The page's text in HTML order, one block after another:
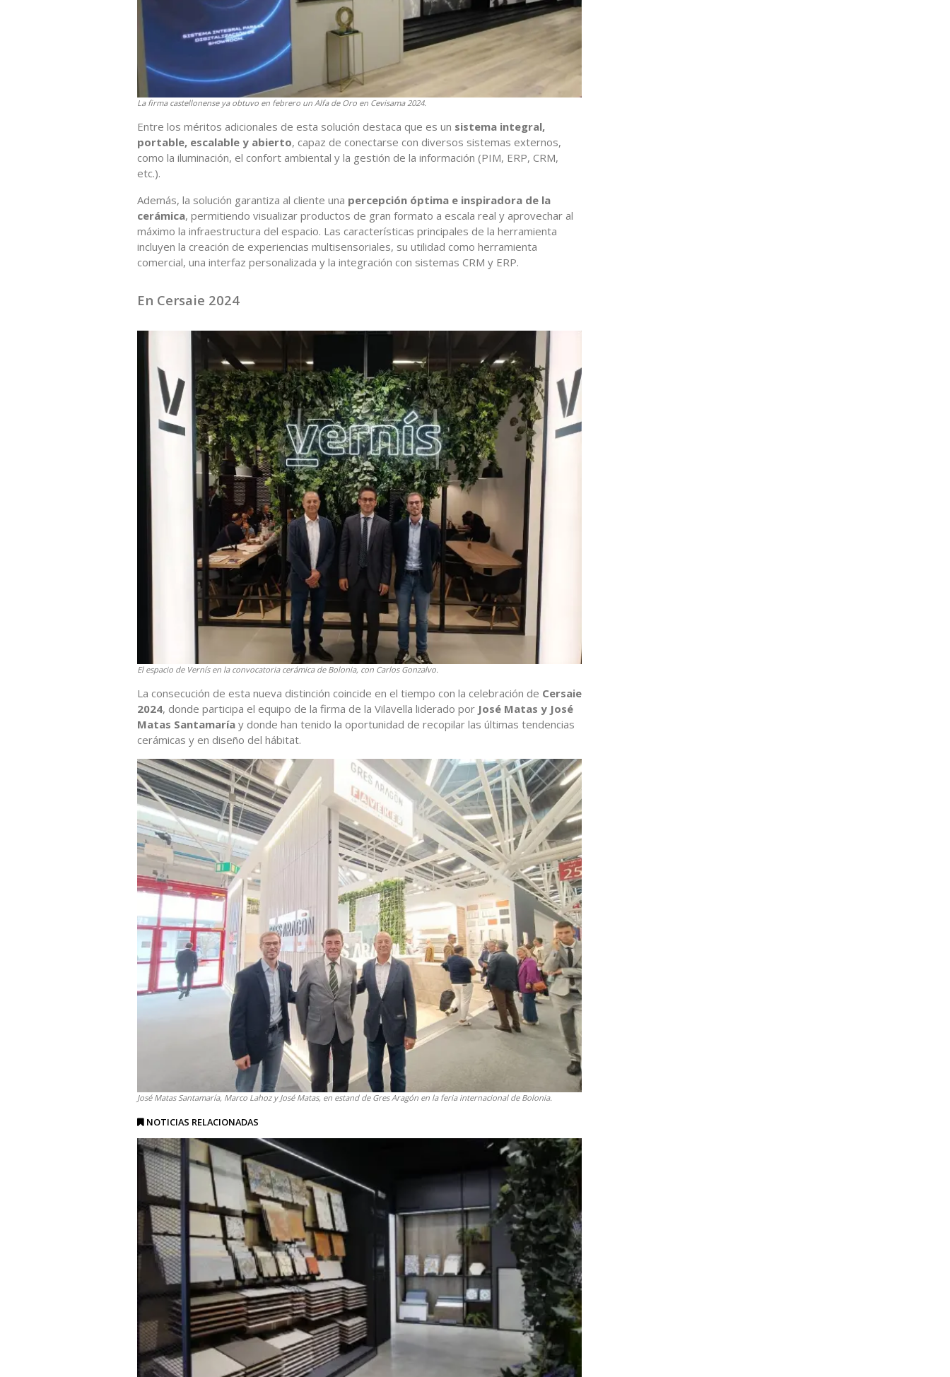
La firma castellonense ya obtuvo en febrero un Alfa de Oro en Cevisama 2024.
Entre los méritos adicionales de esta solución destaca que es un sistema integral,
portable, escalable y abierto, capaz de conectarse con diversos sistemas externos,
como la iluminación, el confort ambiental y la gestión de la información (PIM, ERP, CRM,
etc.).
Además, la solución garantiza al cliente una percepción óptima e inspiradora de la
cerámica, permitiendo visualizar productos de gran formato a escala real y aprovechar al
máximo la infraestructura del espacio. Las características principales de la herramienta
incluyen la creación de experiencias multisensoriales, su utilidad como herramienta
comercial, una interfaz personalizada y la integración con sistemas CRM y ERP.
En Cersaie 2024
El espacio de Vernís en la convocatoria cerámica de Bolonia, con Carlos Gonzalvo.
La consecución de esta nueva distinción coincide en el tiempo con la celebración de Cersaie
2024, donde participa el equipo de la firma de la Vilavella liderado por José Matas y José
Matas Santamaría y donde han tenido la oportunidad de recopilar las últimas tendencias
cerámicas y en diseño del hábitat.
José Matas Santamaría, Marco Lahoz y José Matas, en estand de Gres Aragón en la feria internacional de Bolonia.
NOTICIAS RELACIONADAS